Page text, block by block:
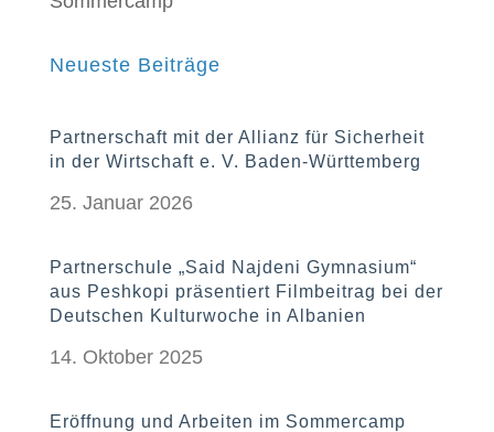
Neueste Beiträge
Partnerschaft mit der Allianz für Sicherheit
in der Wirtschaft e. V. Baden-Württemberg
25. Januar 2026
Partnerschule „Said Najdeni Gymnasium“
aus Peshkopi präsentiert Filmbeitrag bei der
Deutschen Kulturwoche in Albanien
14. Oktober 2025
Eröffnung und Arbeiten im Sommercamp